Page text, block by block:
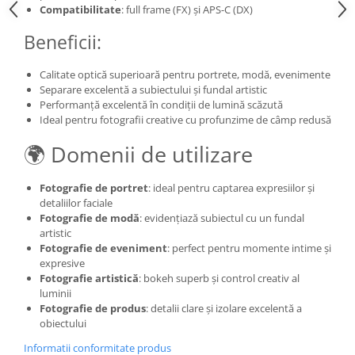
Adaptoare pentru convertoare sau
filtre
Cabluri
Carcase de tip Cage, pentru
integrare in sisteme video
complexe
Curatare Senzor
Microfoane / Reportofoane
Nivela patina
Ocular
Transmitator de fisiere fara fir
Accesorii diverse
Genti, Rucsacuri, Troller foto
Compatibilitate: full frame (FX) și APS-C (DX)
Beneficii:
Calitate optică superioară pentru portrete, modă, evenimente
Separare excelentă a subiectului și fundal artistic
Performanță excelentă în condiții de lumină scăzută
Ideal pentru fotografii creative cu profunzime de câmp redusă
🌍 Domenii de utilizare
Fotografie de portret: ideal pentru captarea expresiilor și
detaliilor faciale
Fotografie de modă: evidențiază subiectul cu un fundal
artistic
Fotografie de eveniment: perfect pentru momente intime și
expresive
Fotografie artistică: bokeh superb și control creativ al
luminii
Fotografie de produs: detalii clare și izolare excelentă a
obiectului
Informatii conformitate produs